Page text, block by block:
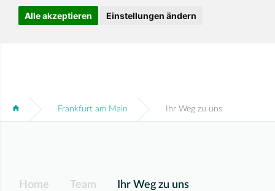
Alle akzeptieren Einstellungen ändern
Frankfurt am Main Ihr Weg zu uns
Home Team Ihr Weg zu uns